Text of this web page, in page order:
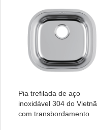
Pia trefilada de aço
inoxidável 304 do Vietnã
com transbordamento